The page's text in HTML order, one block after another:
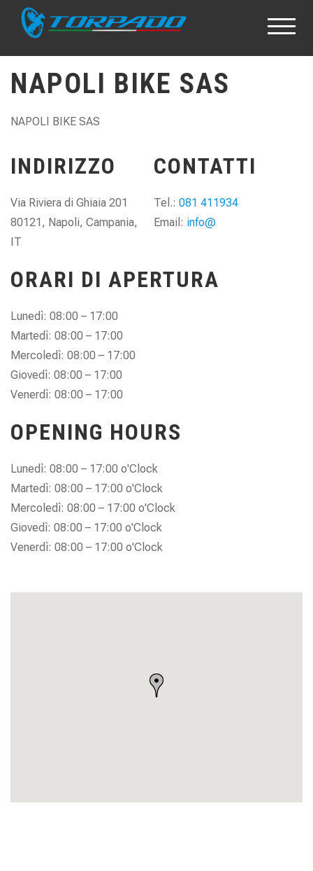
NAPOLI BIKE SAS
NAPOLI BIKE SAS
INDIRIZZO
Via Riviera di Ghiaia 201
80121, Napoli, Campania,
IT
CONTATTI
Tel.: 081 411934
Email: info@
ORARI DI APERTURA
Lunedì: 08:00 – 17:00
Martedì: 08:00 – 17:00
Mercoledì: 08:00 – 17:00
Giovedì: 08:00 – 17:00
Venerdì: 08:00 – 17:00
OPENING HOURS
Lunedì: 08:00 – 17:00 o'Clock
Martedì: 08:00 – 17:00 o'Clock
Mercoledì: 08:00 – 17:00 o'Clock
Giovedì: 08:00 – 17:00 o'Clock
Venerdì: 08:00 – 17:00 o'Clock